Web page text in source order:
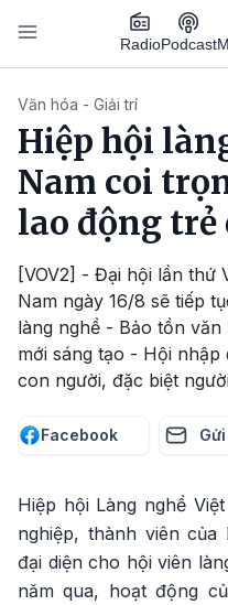
Nhảy đến nội dung
RadioPodcast
Văn hóa - Giải trí
Hiệp hội
Nam coi
lao động trẻ
[VOV2] - Đại hội lần thứ
Nam ngày 16/8 sẽ tiếp
làng nghề - Bảo tồn
mới sáng tạo - Hội
con người, đặc biệt
Facebook
Hiệp hội Làng nghề
nghiệp, thành viên
đại diện cho hội viên
năm qua, hoạt động